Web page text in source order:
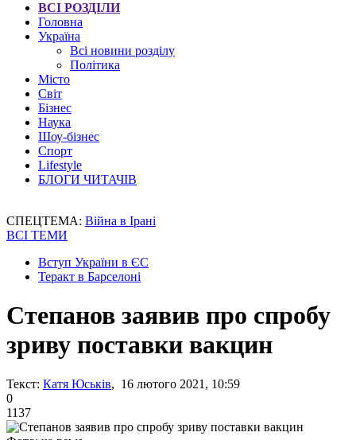
ВСІ РОЗДІЛИ
Головна
Україна
Всі новини розділу
Політика
Місто
Світ
Бізнес
Наука
Шоу-бізнес
Спорт
Lifestyle
БЛОГИ ЧИТАЧІВ
СПЕЦТЕМА: Війна в Ірані
ВСІ ТЕМИ
Вступ України в ЄС
Теракт в Барселоні
Степанов заявив про спробу
зриву поставки вакцин
Текст: Катя Юськів, 16 лютого 2021, 10:59
0
1137